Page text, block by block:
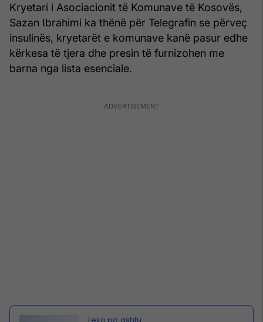
Kryetari i Asociacionit të Komunave të Kosovës,
Sazan Ibrahimi ka thënë për Telegrafin se përveç
insulinës, kryetarët e komunave kanë pasur edhe
kërkesa të tjera dhe presin të furnizohen me
barna nga lista esenciale.